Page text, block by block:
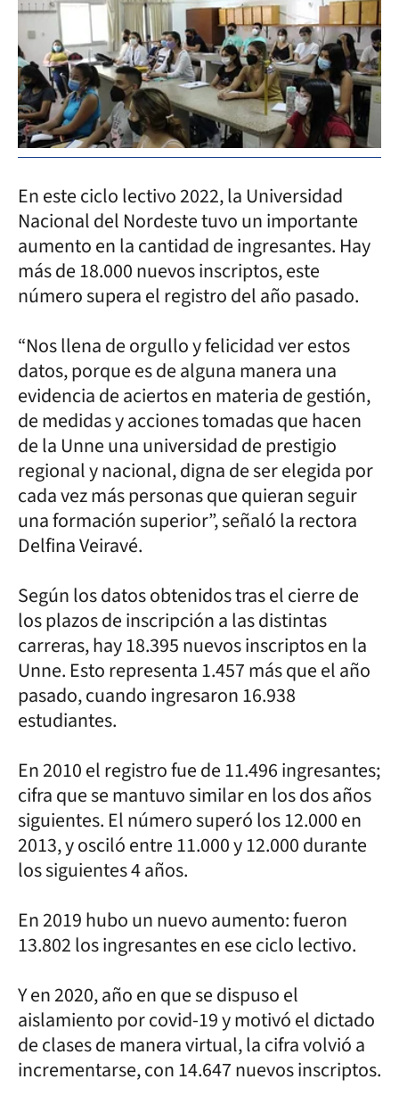
En este ciclo lectivo 2022, la Universidad
Nacional del Nordeste tuvo un importante
aumento en la cantidad de ingresantes. Hay
más de 18.000 nuevos inscriptos, este
número supera el registro del año pasado.
“Nos llena de orgullo y felicidad ver estos
datos, porque es de alguna manera una
evidencia de aciertos en materia de gestión,
de medidas y acciones tomadas que hacen
de la Unne una universidad de prestigio
regional y nacional, digna de ser elegida por
cada vez más personas que quieran seguir
una formación superior”, señaló la rectora
Delfina Veiravé.
Según los datos obtenidos tras el cierre de
los plazos de inscripción a las distintas
carreras, hay 18.395 nuevos inscriptos en la
Unne. Esto representa 1.457 más que el año
pasado, cuando ingresaron 16.938
estudiantes.
En 2010 el registro fue de 11.496 ingresantes;
cifra que se mantuvo similar en los dos años
siguientes. El número superó los 12.000 en
2013, y osciló entre 11.000 y 12.000 durante
los siguientes 4 años.
En 2019 hubo un nuevo aumento: fueron
13.802 los ingresantes en ese ciclo lectivo.
Y en 2020, año en que se dispuso el
aislamiento por covid-19 y motivó el dictado
de clases de manera virtual, la cifra volvió a
incrementarse, con 14.647 nuevos inscriptos.